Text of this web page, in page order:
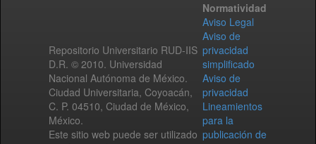
Repositorio Universitario RUD-IIS
D.R. © 2010. Universidad
Nacional Autónoma de México.
Ciudad Universitaria, Coyoacán,
C. P. 04510, Ciudad de México,
México.
Este sitio web puede ser utilizado
Normatividad
Aviso Legal
Aviso de
privacidad
simplificado
Aviso de
privacidad
Lineamientos
para la
publicación de